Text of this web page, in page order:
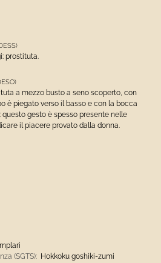
prostituta.
a mezzo busto a seno scoperto, con
è piegato verso il basso e con la bocca
gesto è spesso presente nelle
il piacere provato dalla donna.
(SGTS): Hokkoku goshiki-zumi